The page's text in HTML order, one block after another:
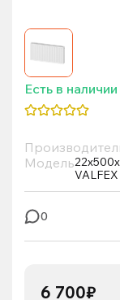
Есть в наличии
Модель
0
6 700₽